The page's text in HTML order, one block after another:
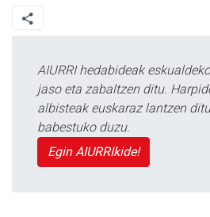
AIURRI hedabideak
jaso eta zabaltzen ditu.
albisteak euskaraz lantzen
babestuko duzu.
Egin AIURRIkide!